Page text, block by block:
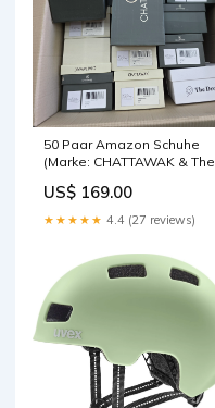
50 Paar Amazon Schuhe
(Marke: CHATTAWAK & The
US$ 169.00
★★★★★ 4.4 (27 reviews)